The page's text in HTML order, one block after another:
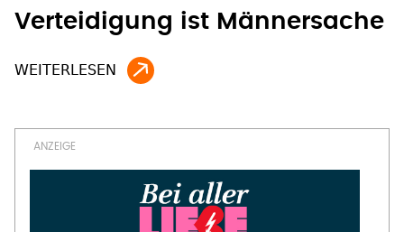
Verteidigung ist Männersache